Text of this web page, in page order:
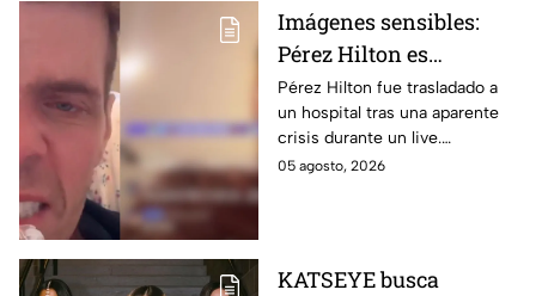
Imágenes sensibles:
Pérez Hilton es
hospitalizado tras
aparente crisis durante
transmisión en vivo |
VIDEO
Pérez Hilton fue trasladado a
un hospital tras una aparente
crisis durante un live.
Autoridades acudieron a su
05 agosto, 2026
KATSEYE busca